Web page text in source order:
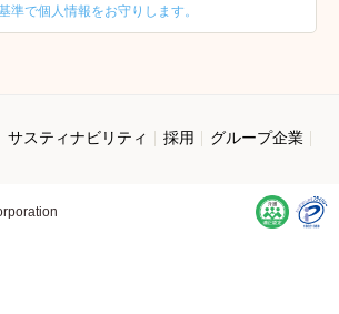
準で個人情報をお守りします。
サスティナビリティ 採用
グループ企業